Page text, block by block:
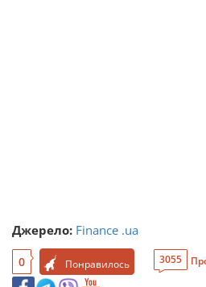
Джерело: Finance .ua
0 Понравилось 3055